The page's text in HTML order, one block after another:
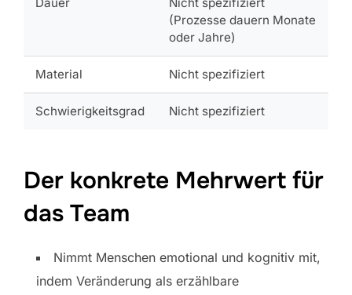
(Prozesse dauern Monate
oder Jahre)
Material Nicht spezifiziert
Schwierigkeitsgrad Nicht spezifiziert
Der konkrete Mehrwert für
das Team
Nimmt Menschen emotional und kognitiv mit,
indem Veränderung als erzählbare